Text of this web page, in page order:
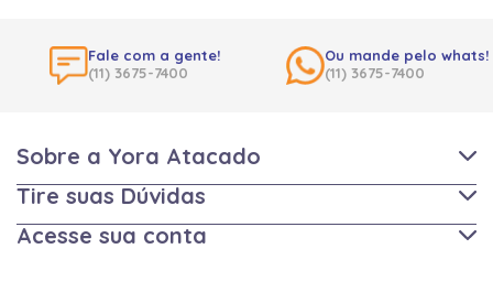
Fale com a gente!
(11) 3675-7400
Ou mande pelo whats!
(11) 3675-7400
Sobre a Yora Atacado
Tire suas Dúvidas
Acesse sua conta